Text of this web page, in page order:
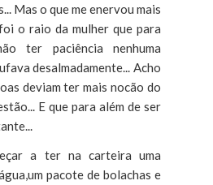
Mas o que me enervou mais
o raio da mulher que para
ter paciência nenhuma
desalmadamente... Acho
deviam ter mais nocão do
E que para além de ser
a ter na carteira uma
pacote de bolachas e